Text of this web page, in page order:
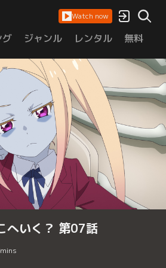
Watch now
グ ジャンル レンタル 無料
へいく？ 第07話
mins